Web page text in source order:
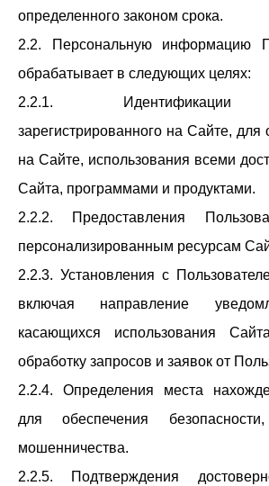
определенного законом срока.
2.2. Персональную информацию
обрабатывает в следующих целях:
2.2.1. Идентификации
зарегистрированного на Сайте,
на Сайте, использования всеми
Сайта, программами и продуктами.
2.2.2. Предоставления
персонализированным ресурсам
2.2.3. Установления с
включая направление
касающихся использования
обработку запросов и заявок от
2.2.4. Определения места
для обеспечения
мошенничества.
2.2.5. Подтверждения